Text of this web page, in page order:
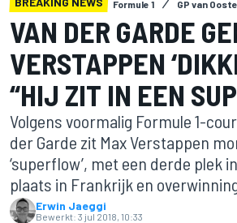
Formule 1 GP van
VAN DER GARDE
VERSTAPPEN
“HIJ ZIT IN EEN
Volgens voormalig Formule 1-
der Garde zit Max Verstappen
‘superflow’, met een derde plek
plaats in Frankrijk en
Erwin Jaeggi
Bewerkt: 3 jul 2018, 10:33